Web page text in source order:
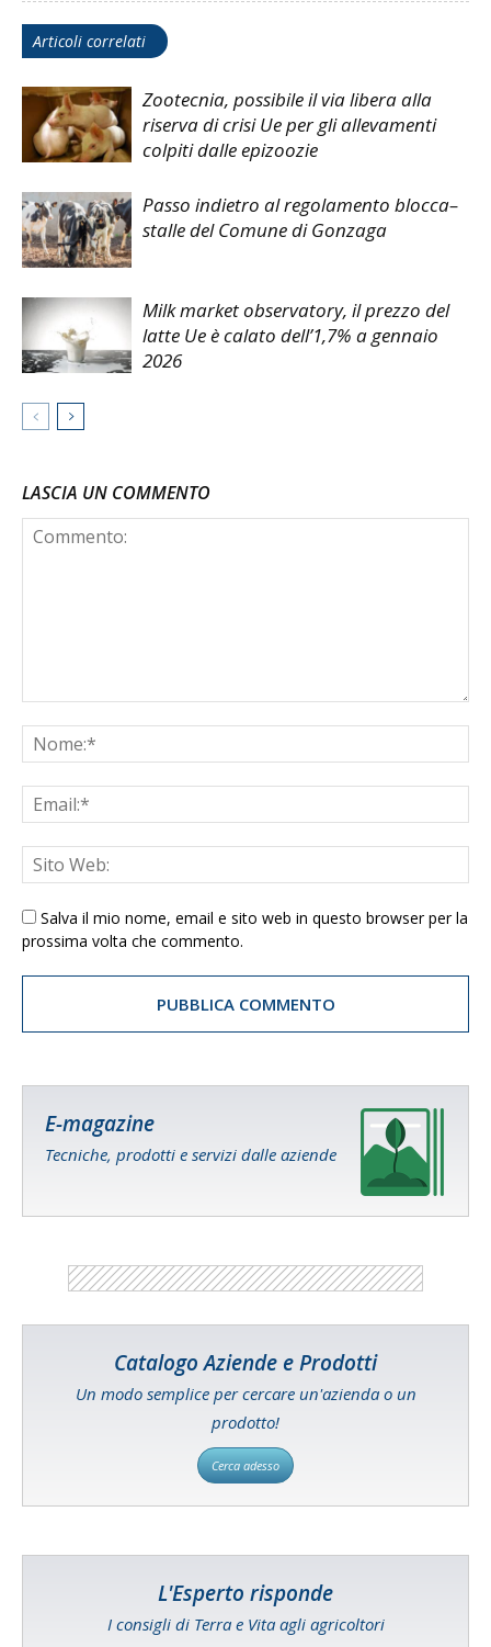
Articoli correlati
Zootecnia, possibile il via libera alla
riserva di crisi Ue per gli allevamenti
colpiti dalle epizoozie
Passo indietro al regolamento blocca–
stalle del Comune di Gonzaga
Milk market observatory, il prezzo del
latte Ue è calato dell’1,7% a gennaio
2026
LASCIA UN COMMENTO
Salva il mio nome, email e sito web in questo browser per la
prossima volta che commento.
E-magazine
Tecniche, prodotti e servizi dalle aziende
Catalogo Aziende e Prodotti
Un modo semplice per cercare un'azienda o un
prodotto!
Cerca adesso
L'Esperto risponde
I consigli di Terra e Vita agli agricoltori